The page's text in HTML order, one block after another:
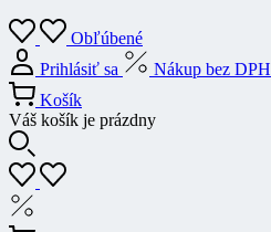
Obľúbené
Prihlásiť sa
Nákup bez DPH
Košík
Váš košík je prázdny